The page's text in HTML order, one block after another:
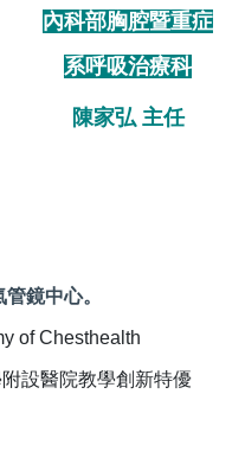
內科部胸腔暨重症
系呼吸治療科
陳家弘 主任
鏡中心。
of Chesthealth
設醫院教學創新特優